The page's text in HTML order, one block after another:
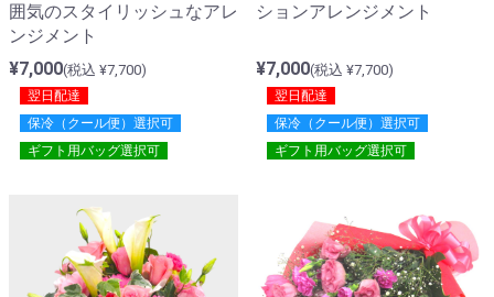
囲気のスタイリッシュなアレ
ンジメント
¥7,000(税込 ¥7,700)
翌日配達
保冷（クール便）選択可
ギフト用バッグ選択可
ションアレンジメント
¥7,000(税込 ¥7,700)
翌日配達
保冷（クール便）選択可
ギフト用バッグ選択可